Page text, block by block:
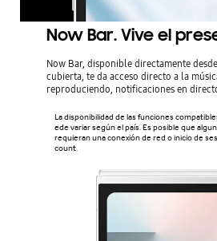
Now Bar. Vive el
Now Bar, disponible directamente
cubierta, te da acceso directo a la
reproduciendo, notificaciones en
La disponibilidad de las funciones
ede variar según el país. Es posible que
requieran una conexión de red o inicio de
count.